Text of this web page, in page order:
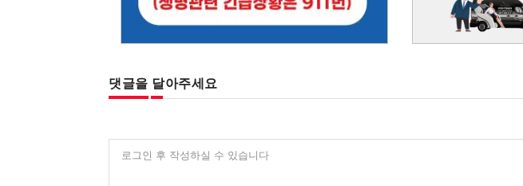
댓글을 달아주세요
로그인 후 작성하실 수 있습니다